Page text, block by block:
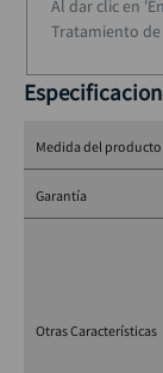
Al dar clic en
Tratamiento
Medida del producto
Garantía
Otras Características